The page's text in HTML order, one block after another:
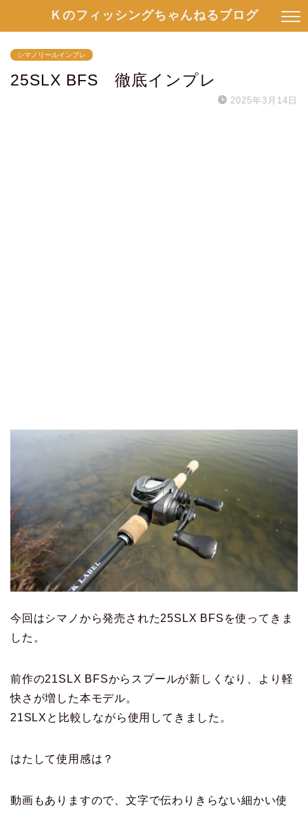
Ｋのフィッシングちゃんねるブログ
シマノリールインプレ
25SLX BFS 徹底インプレ
2025年3月14日
今回はシマノから発売された25SLX BFSを使ってきま
した。
前作の21SLX BFSからスプールが新しくなり、より軽
快さが増した本モデル。
21SLXと比較しながら使用してきました。
はたして使用感は？
動画もありますので、文字で伝わりきらない細かい使